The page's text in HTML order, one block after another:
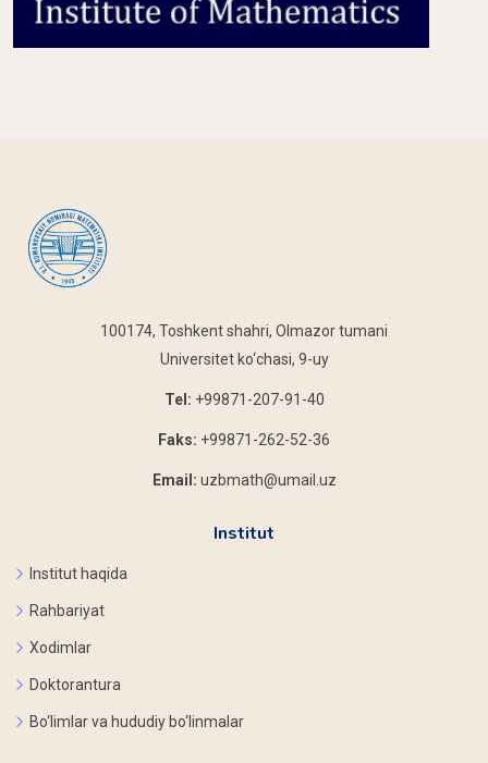
100174, Toshkent shahri, Olmazor tumani
Universitet ko‘chasi, 9-uy
Tel: +99871-207-91-40
Faks: +99871-262-52-36
Email: uzbmath@umail.uz
Institut
Institut haqida
Rahbariyat
Xodimlar
Doktorantura
Bo‘limlar va hududiy bo‘linmalar